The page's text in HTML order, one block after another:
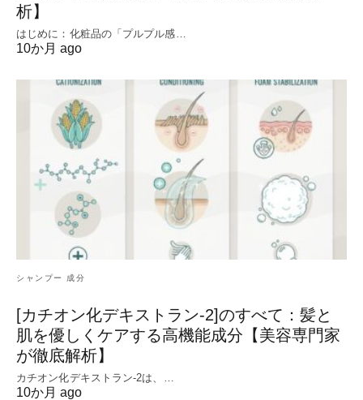
析】
はじめに：化粧品の「プルプル感…
10か月 ago
シャンプー 成分
[カチオン化デキストラン-2]のすべて：髪と
肌を優しくケアする高機能成分【美容専門家
が徹底解析】
カチオン化デキストラン-2は、…
10か月 ago